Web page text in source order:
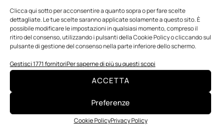
Clicca qui sotto per acconsentire a quanto sopra o per fare scelte
dettagliate. Le tue scelte saranno applicate solamente a questo sito. È
possibile modificare le impostazioni in qualsiasi momento, compreso il
ritiro del consenso, utilizzando i pulsanti della Cookie Policy o cliccando sul
pulsante di gestione del consenso nella parte inferiore dello schermo.
Gestisci 1771 fornitoriPer saperne di più su questi scopi
ACCETTA
Preferenze
Cookie PolicyPrivacy Policy
potrebbe far registrare una timida ripresa
Il 2025 si è rivelato un anno complessivamente fiacco
robot e automazione, che ha registrato una sostanziale
stazionarietà